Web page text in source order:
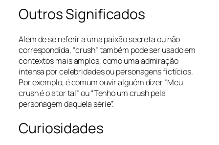
Outros Significados
Além de se referir a uma paixão secreta ou não
correspondida, “crush” também pode ser usado em
contextos mais amplos, como uma admiração
intensa por celebridades ou personagens fictícios.
Por exemplo, é comum ouvir alguém dizer “Meu
crush é o ator tal” ou “Tenho um crush pela
personagem daquela série”.
Curiosidades